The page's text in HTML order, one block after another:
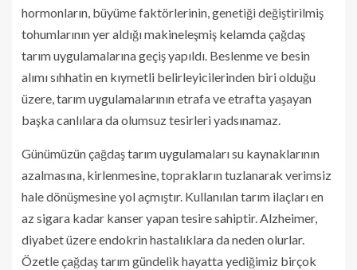
hormonların, büyüme faktörlerinin, genetiği değiştirilmiş
tohumlarının yer aldığı makineleşmiş kelamda çağdaş
tarım uygulamalarına geçiş yapıldı. Beslenme ve besin
alımı sıhhatin en kıymetli belirleyicilerinden biri olduğu
üzere, tarım uygulamalarının etrafa ve etrafta yaşayan
başka canlılara da olumsuz tesirleri yadsınamaz.
Günümüzün çağdaş tarım uygulamaları su kaynaklarının
azalmasına, kirlenmesine, toprakların tuzlanarak verimsiz
hale dönüşmesine yol açmıştır. Kullanılan tarım ilaçları en
az sigara kadar kanser yapan tesire sahiptir. Alzheimer,
diyabet üzere endokrin hastalıklara da neden olurlar.
Özetle çağdaş tarım gündelik hayatta yediğimiz birçok